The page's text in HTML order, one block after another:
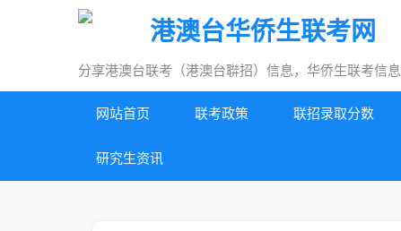
港澳台华侨生联考网
分享港澳台联考（港澳台聨招）信息，华侨生联考信息
网站首页 联考政策 联招录取分数
研究生资讯